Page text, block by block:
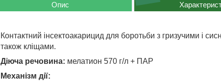
Опис
Контактний інсектоакарицид для боротьби з гризучими і
також кліщами.
Діюча речовина: мелатион 570 г/л + ПАР
Механізм дії: